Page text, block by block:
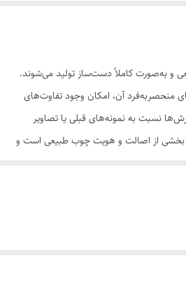
و به‌صورت کاملاً دست‌ساز تولید می‌شوند.
منحصر‌به‌فرد آن، امکان وجود تفاوت‌های
نسبت به نمونه‌های قبلی یا تصاویر
بخشی از اصالت و هویت چوب طبیعی است و
و آگاهی از ویژگی‌های طبیعی چوب هست